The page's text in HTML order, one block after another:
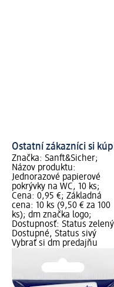
Ostatní zákazníci si
Značka: Sanft&Sicher;
Názov produktu:
Jednorazové papierové
pokrývky na WC, 10 ks;
Cena: 0,95 €; Základná
cena: 10 ks (9,50 € za 100
ks); dm značka logo;
Dostupnosť: Status zelený
Dostupné, Status sivý
Vybrať si dm predajňu